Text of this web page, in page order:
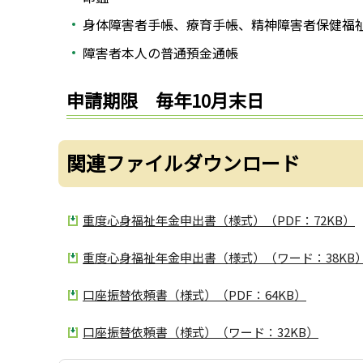
身体障害者手帳、療育手帳、精神障害者保健福
障害者本人の普通預金通帳
申請期限 毎年10月末日
関連ファイルダウンロード
重度心身福祉年金申出書（様式）（PDF：72KB）
重度心身福祉年金申出書（様式）（ワード：38KB）
口座振替依頼書（様式）（PDF：64KB）
口座振替依頼書（様式）（ワード：32KB）